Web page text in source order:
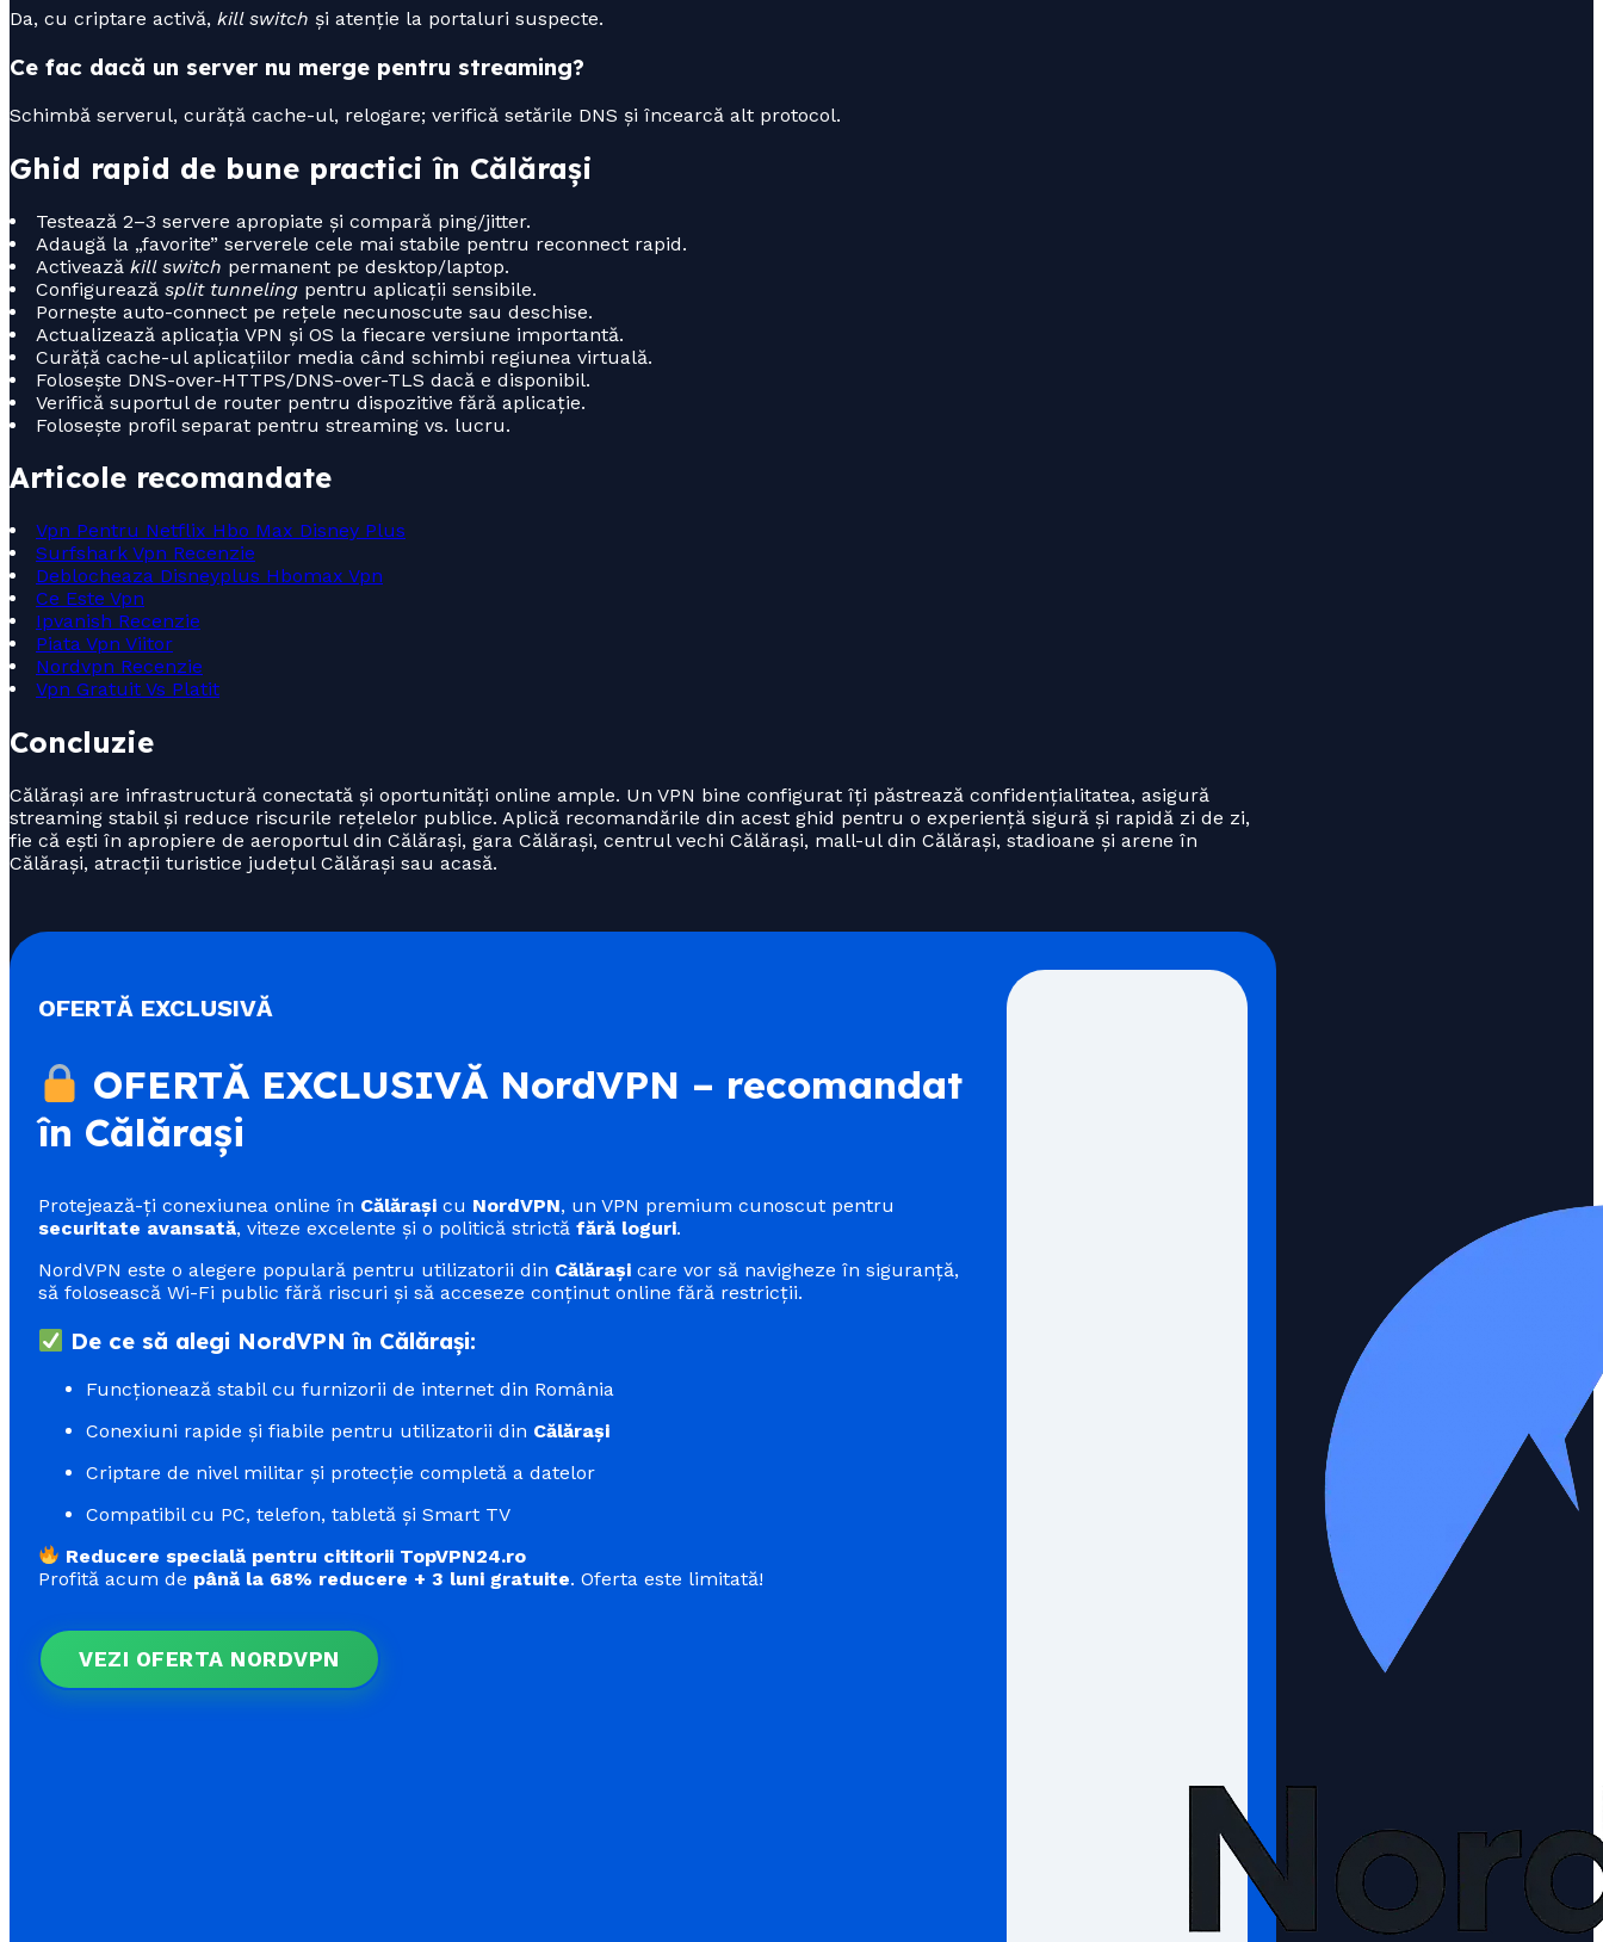
Da, cu criptare activă, kill switch și atenție la portaluri suspecte.
Ce fac dacă un server nu merge pentru streaming?
Schimbă serverul, curăță cache-ul, relogare; verifică setările DNS și încearcă alt protocol.
Ghid rapid de bune practici în Călărași
Testează 2–3 servere apropiate și compară ping/jitter.
Adaugă la „favorite” serverele cele mai stabile pentru reconnect rapid.
Activează kill switch permanent pe desktop/laptop.
Configurează split tunneling pentru aplicații sensibile.
Pornește auto-connect pe rețele necunoscute sau deschise.
Actualizează aplicația VPN și OS la fiecare versiune importantă.
Curăță cache-ul aplicațiilor media când schimbi regiunea virtuală.
Folosește DNS-over-HTTPS/DNS-over-TLS dacă e disponibil.
Verifică suportul de router pentru dispozitive fără aplicație.
Folosește profil separat pentru streaming vs. lucru.
Articole recomandate
Vpn Pentru Netflix Hbo Max Disney Plus
Surfshark Vpn Recenzie
Deblocheaza Disneyplus Hbomax Vpn
Ce Este Vpn
Ipvanish Recenzie
Piata Vpn Viitor
Nordvpn Recenzie
Vpn Gratuit Vs Platit
Concluzie
Călărași are infrastructură conectată și oportunități online ample. Un VPN bine configurat îți păstrează confidențialitatea, asigură
streaming stabil și reduce riscurile rețelelor publice. Aplică recomandările din acest ghid pentru o experiență sigură și rapidă zi de zi,
fie că ești în apropiere de aeroportul din Călărași, gara Călărași, centrul vechi Călărași, mall-ul din Călărași, stadioane și arene în
Călărași, atracții turistice județul Călărași sau acasă.
OFERTĂ EXCLUSIVĂ
OFERTĂ EXCLUSIVĂ NordVPN – recomandat
în Călărași
Protejează-ți conexiunea online în Călărași cu NordVPN, un VPN premium cunoscut pentru
securitate avansată, viteze excelente și o politică strictă fără loguri.
NordVPN este o alegere populară pentru utilizatorii din Călărași care vor să navigheze în siguranță,
să folosească Wi-Fi public fără riscuri și să acceseze conținut online fără restricții.
De ce să alegi NordVPN în Călărași:
Funcționează stabil cu furnizorii de internet din România
Conexiuni rapide și fiabile pentru utilizatorii din Călărași
Criptare de nivel militar și protecție completă a datelor
Compatibil cu PC, telefon, tabletă și Smart TV
Reducere specială pentru cititorii TopVPN24.ro
Profită acum de până la 68% reducere + 3 luni gratuite. Oferta este limitată!
VEZI OFERTA NORDVPN